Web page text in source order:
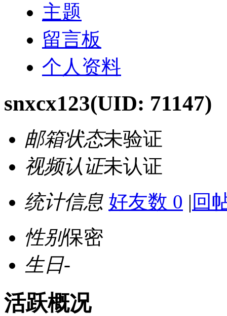
主题
留言板
个人资料
snxcx123(UID: 71147)
邮箱状态未验证
视频认证未认证
统计信息 好友数 0 | 回
性别保密
生日-
活跃概况